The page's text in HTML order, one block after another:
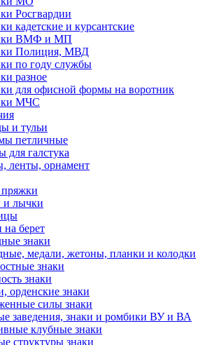
Росгвардии
кадетские и курсантские
ВМФ и МП
Полиция, МВД
по году службы
разное
для офисной формы на воротник
МЧС
и тульи
петличные
для галстука
ленты, орнамент
и лычки
на берет
знаки
медали, жетоны, планки и колодки
знаки
знаки
орденские знаки
силы знаки
заведения, знаки и ромбики ВУ и ВА
клубные знаки
структуры знаки